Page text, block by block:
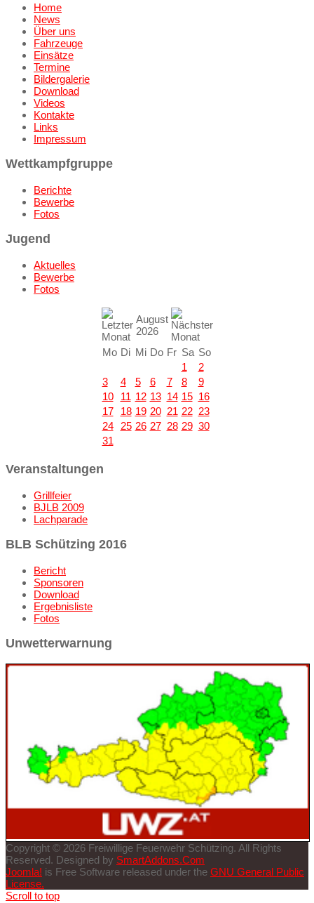
Home
News
Über uns
Fahrzeuge
Einsätze
Termine
Bildergalerie
Download
Videos
Kontakte
Links
Impressum
Wettkampfgruppe
Berichte
Bewerbe
Fotos
Jugend
Aktuelles
Bewerbe
Fotos
August
2026
Mo Di Mi Do Fr Sa So
1
2
3
4 5 6 7 8
9
10
11 12 13 14 15 16
17
18 19 20 21 22 23
24
25 26 27 28 29 30
31
Veranstaltungen
Grillfeier
BJLB 2009
Lachparade
BLB Schützing 2016
Bericht
Sponsoren
Download
Ergebnisliste
Fotos
Unwetterwarnung
Copyright © 2026 Freiwillige Feuerwehr Schützing. All Rights
Reserved. Designed by SmartAddons.Com
Joomla! is Free Software released under the GNU General Public
License.
Scroll to top